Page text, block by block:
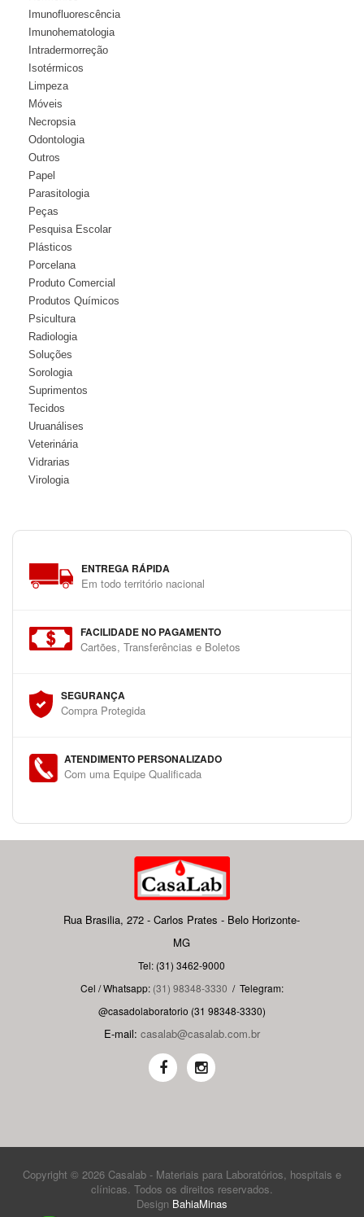
Imunofluorescência
Imunohematologia
Intradermorreção
Isotérmicos
Limpeza
Móveis
Necropsia
Odontologia
Outros
Papel
Parasitologia
Peças
Pesquisa Escolar
Plásticos
Porcelana
Produto Comercial
Produtos Químicos
Psicultura
Radiologia
Soluções
Sorologia
Suprimentos
Tecidos
Uruanálises
Veterinária
Vidrarias
Virologia
ENTREGA RÁPIDA
Em todo território nacional
FACILIDADE NO PAGAMENTO
Cartões, Transferências e Boletos
SEGURANÇA
Compra Protegida
ATENDIMENTO PERSONALIZADO
Com uma Equipe Qualificada
Rua Brasilia, 272 - Carlos Prates - Belo Horizonte-
MG
Tel: (31) 3462-9000
Cel / Whatsapp: (31) 98348-3330 / Telegram:
@casadolaboratorio (31 98348-3330)
E-mail: casalab@casalab.com.br
Copyright © 2026 Casalab - Materiais para Laboratórios, hospitais e
clínicas. Todos os direitos reservados.
Design BahiaMinas